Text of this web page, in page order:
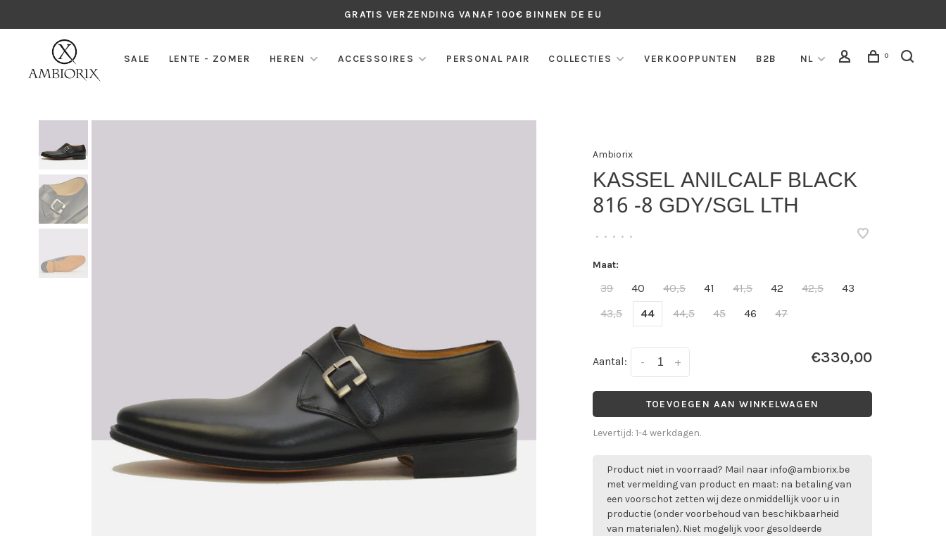
GRATIS VERZENDING VANAF 100€ BINNEN DE EU
SALE LENTE - ZOMER HEREN ACCESSOIRES PERSONAL PAIR COLLECTIES VERKOOPPUNTEN B2B NL 0
Ambiorix
KASSEL ANILCALF BLACK
816 -8 GDY/SGL LTH
• • • • •
Maat:
39 40 40,5 41 41,5 42 42,5
43
43,5
44 44,5 45 46 47
Aantal: +
- €330,00
TOEVOEGEN AAN WINKELWAGEN
Levertijd: 1-4 werkdagen.
Product niet in voorraad? Mail naarinfo@ambiorix.be
met vermelding van product en maat: na betaling van
een voorschot zetten wij deze onmiddellijk voor u in
productie (onder voorbehoud van beschikbaarheid
van materialen). Niet mogelijk voor gesoldeerde